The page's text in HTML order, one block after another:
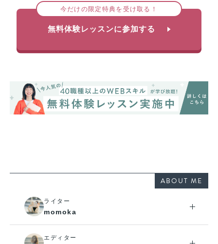
今だけの限定特典を受け取る！
無料体験レッスンに参加する
ABOUT ME
ライター
momoka
エディター